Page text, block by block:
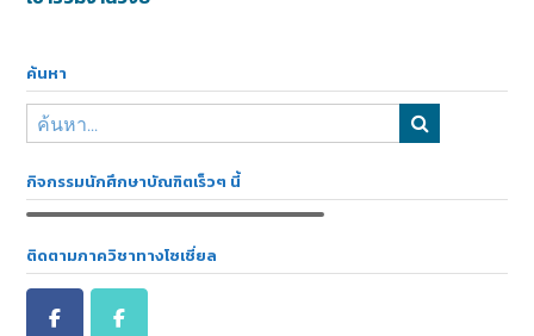
ค้นหา
กิจกรรมนักศึกษาบัณฑิตเร็วๆ นี้
ติดตามภาควิชาทางโซเชี่ยล